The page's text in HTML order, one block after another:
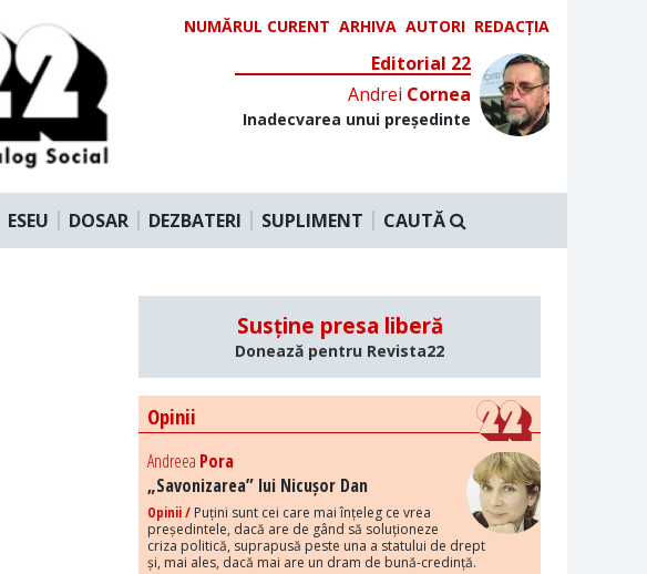
NUMĂRUL CURENT ARHIVA AUTORI REDACȚIA
Editorial 22
Andrei Cornea
Inadecvarea unui președinte
ESEU DOSAR DEZBATERI SUPLIMENT CAUTĂ
Susține presa liberă
Donează pentru Revista22
Opinii
Andreea Pora
„Savonizarea” lui Nicușor Dan
Opinii / Puțini sunt cei care mai înțeleg ce vrea
președintele, dacă are de gând să soluționeze
criza politică, suprapusă peste una a statului de drept
și, mai ales, dacă mai are un dram de bună-credință.